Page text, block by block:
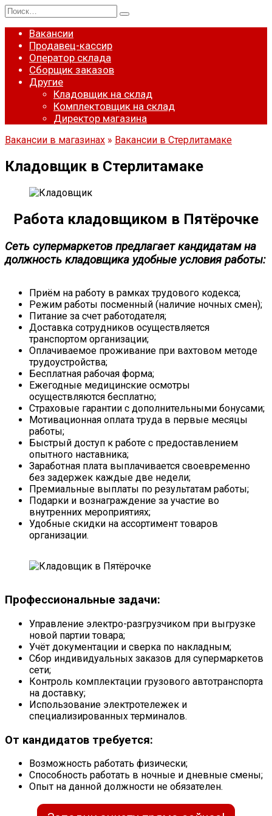
Перейти
к
содержанию
Search
for:
Вакансии
Продавец-кассир
Оператор склада
Сборщик заказов
Другие
Кладовщик на склад
Комплектовщик на склад
Директор магазина
Вакансии в магазинах » Вакансии в Стерлитамаке
Кладовщик в Стерлитамаке
Работа кладовщиком в Пятёрочке
Сеть супермаркетов предлагает кандидатам на
должность кладовщика удобные условия работы:
Приём на работу в рамках трудового кодекса;
Режим работы посменный (наличие ночных смен);
Питание за счет работодателя;
Доставка сотрудников осуществляется
транспортом организации;
Оплачиваемое проживание при вахтовом методе
трудоустройства;
Бесплатная рабочая форма;
Ежегодные медицинские осмотры
осуществляются бесплатно;
Страховые гарантии с дополнительными бонусами;
Мотивационная оплата труда в первые месяцы
работы;
Быстрый доступ к работе с предоставлением
опытного наставника;
Заработная плата выплачивается своевременно
без задержек каждые две недели;
Премиальные выплаты по результатам работы;
Подарки и вознаграждение за участие во
внутренних мероприятиях;
Удобные скидки на ассортимент товаров
организации.
Профессиональные задачи:
Управление электро-разгрузчиком при выгрузке
новой партии товара;
Учёт документации и сверка по накладным;
Сбор индивидуальных заказов для супермаркетов
сети;
Контроль комплектации грузового автотранспорта
на доставку;
Использование электротележек и
специализированных терминалов.
От кандидатов требуется:
Возможность работать физически;
Способность работать в ночные и дневные смены;
Опыт на данной должности не обязателен.